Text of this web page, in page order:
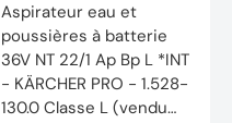
Aspirateur eau et
poussières à batterie
36V NT 22/1 Ap Bp L *INT
- KÄRCHER PRO - 1.528-
130.0 Classe L (vendu